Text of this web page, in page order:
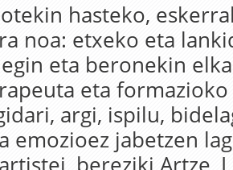
hasteko,
noa: etxeko eta
eta beronekin
eta
argi, ispilu,
emozioez jabetzen